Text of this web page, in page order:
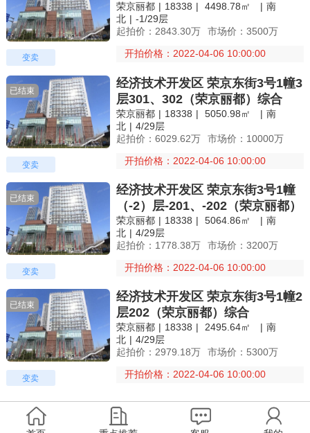
变卖
综合
荣京丽都 | 18338 | 4498.78㎡ | 南
北 | -1/29层
起拍价：2843.30万
市场价：3500万
开拍价格：2022-04-06 10:00:00
变卖
经济技术开发区 荣京东街3号1幢3
层301、302（荣京丽都）综合
荣京丽都 | 18338 | 5050.98㎡ | 南
北 | 4/29层
起拍价：6029.62万
市场价：10000万
开拍价格：2022-04-06 10:00:00
已结束
变卖
经济技术开发区 荣京东街3号1幢
（-2）层-201、-202（荣京丽都）
综合
荣京丽都 | 18338 | 5064.86㎡ | 南
北 | 4/29层
起拍价：1778.38万
市场价：3200万
开拍价格：2022-04-06 10:00:00
已结束
变卖
经济技术开发区 荣京东街3号1幢2
层202（荣京丽都）综合
荣京丽都 | 18338 | 2495.64㎡ | 南
北 | 4/29层
起拍价：2979.18万
市场价：5300万
开拍价格：2022-04-06 10:00:00
已结束